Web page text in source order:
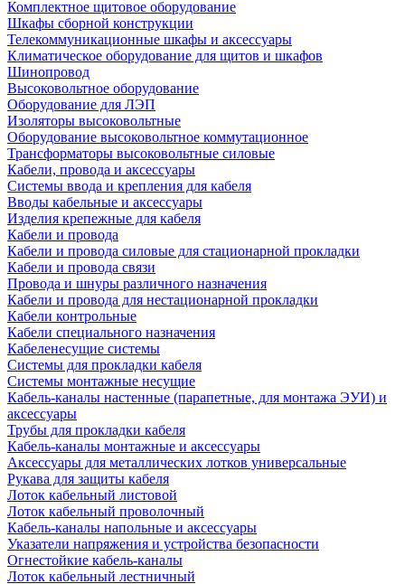
Комплектное щитовое оборудование
Шкафы сборной конструкции
Телекоммуникационные шкафы и аксессуары
Климатическое оборудование для щитов и шкафов
Шинопровод
Высоковольтное оборудование
Оборудование для ЛЭП
Изоляторы высоковольтные
Оборудование высоковольтное коммутационное
Трансформаторы высоковольтные силовые
Кабели, провода и аксессуары
Системы ввода и крепления для кабеля
Вводы кабельные и аксессуары
Изделия крепежные для кабеля
Кабели и провода
Кабели и провода силовые для стационарной прокладки
Кабели и провода связи
Провода и шнуры различного назначения
Кабели и провода для нестационарной прокладки
Кабели контрольные
Кабели специального назначения
Кабеленесущие системы
Системы для прокладки кабеля
Системы монтажные несущие
Кабель-каналы настенные (парапетные, для монтажа ЭУИ) и
аксессуары
Трубы для прокладки кабеля
Кабель-каналы монтажные и аксессуары
Аксессуары для металлических лотков универсальные
Рукава для защиты кабеля
Лоток кабельный листовой
Лоток кабельный проволочный
Кабель-каналы напольные и аксессуары
Указатели напряжения и устройства безопасности
Огнестойкие кабель-каналы
Лоток кабельный лестничный